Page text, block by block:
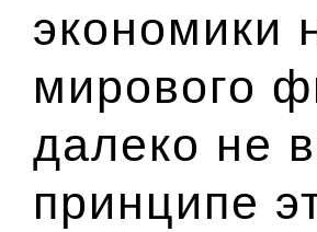
экономики
мирового
далеко не
принципе